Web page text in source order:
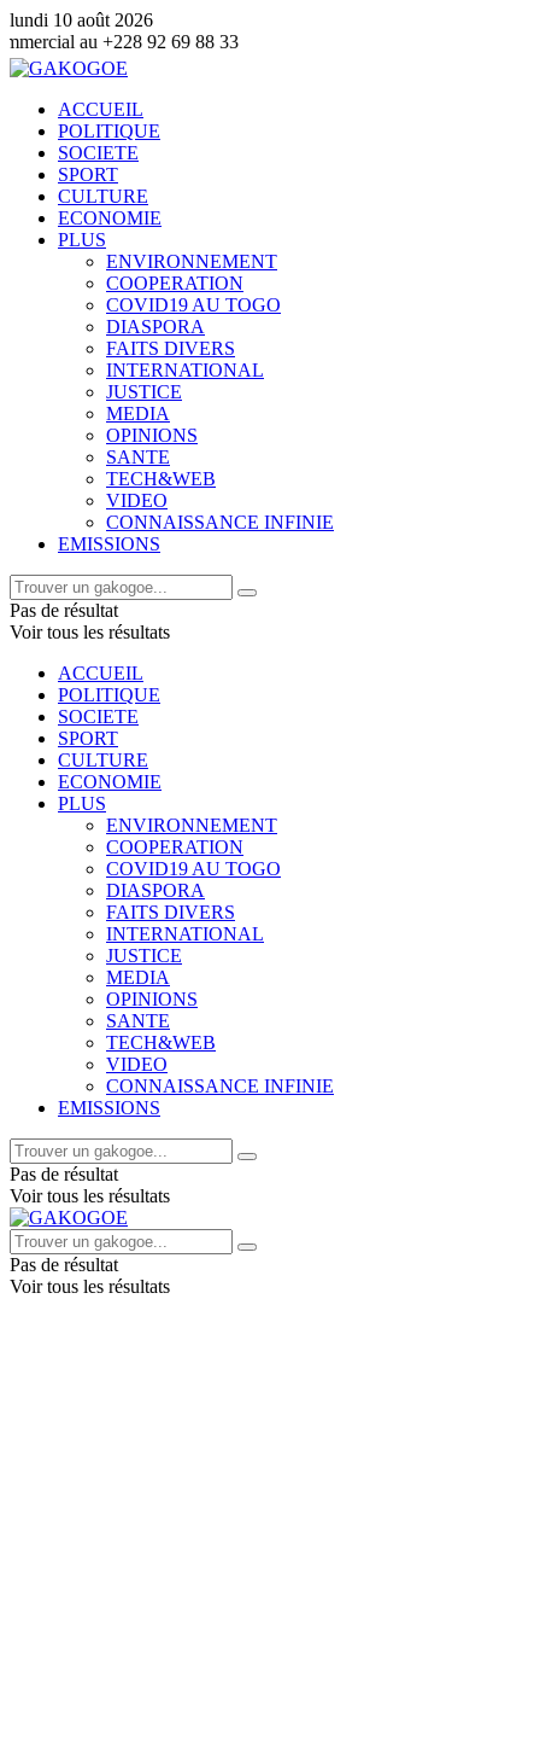
lundi 10 août 2026
92 69 88 33
ACCUEIL
POLITIQUE
SOCIETE
SPORT
CULTURE
ECONOMIE
PLUS
ENVIRONNEMENT
COOPERATION
COVID19 AU TOGO
DIASPORA
FAITS DIVERS
INTERNATIONAL
JUSTICE
MEDIA
OPINIONS
SANTE
TECH&WEB
VIDEO
CONNAISSANCE INFINIE
EMISSIONS
Pas de résultat
Voir tous les résultats
ACCUEIL
POLITIQUE
SOCIETE
SPORT
CULTURE
ECONOMIE
PLUS
ENVIRONNEMENT
COOPERATION
COVID19 AU TOGO
DIASPORA
FAITS DIVERS
INTERNATIONAL
JUSTICE
MEDIA
OPINIONS
SANTE
TECH&WEB
VIDEO
CONNAISSANCE INFINIE
EMISSIONS
Pas de résultat
Voir tous les résultats
Pas de résultat
Voir tous les résultats